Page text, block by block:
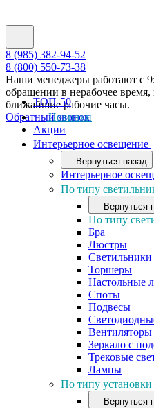
8 (985) 382-94-52
8 (800) 550-73-38
Наши менеджеры работают с
обращении в нерабочее время,
ближайшие рабочие часы.
Обратный звонок
ТОП-50
Новинки
Акции
Интерьерное освещение
Вернуться назад
Интерьерное
По типу
Вернуться
По типу
Бра
Люстры
Светильники
Торшеры
Настольные
Споты
Подвесы
Вентиляторы
Зеркало с
Трековые
Лампы
По типу установки
Вернуться